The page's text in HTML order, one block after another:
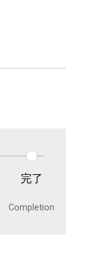
完了
Completion